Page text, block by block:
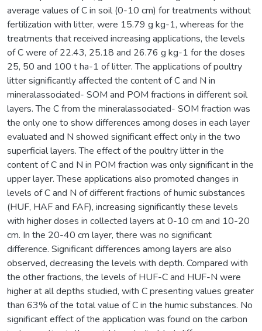
average values of C in soil (0-10 cm) for treatments without
fertilization with litter, were 15.79 g kg-1, whereas for the
treatments that received increasing applications, the levels
of C were of 22.43, 25.18 and 26.76 g kg-1 for the doses
25, 50 and 100 t ha-1 of litter. The applications of poultry
litter significantly affected the content of C and N in
mineralassociated- SOM and POM fractions in different soil
layers. The C from the mineralassociated- SOM fraction was
the only one to show differences among doses in each layer
evaluated and N showed significant effect only in the two
superficial layers. The effect of the poultry litter in the
content of C and N in POM fraction was only significant in the
upper layer. These applications also promoted changes in
levels of C and N of different fractions of humic substances
(HUF, HAF and FAF), increasing significantly these levels
with higher doses in collected layers at 0-10 cm and 10-20
cm. In the 20-40 cm layer, there was no significant
difference. Significant differences among layers are also
observed, decreasing the levels with depth. Compared with
the other fractions, the levels of HUF-C and HUF-N were
higher at all depths studied, with C presenting values greater
than 63% of the total value of C in the humic substances. No
significant effect of the application was found on the carbon